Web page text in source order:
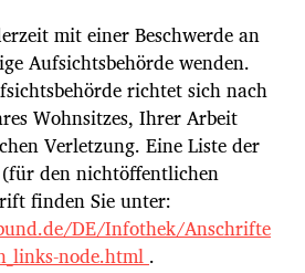
mit einer Beschwerde an
Aufsichtsbehörde wenden.
richtet sich nach
Wohnsitzes, Ihrer Arbeit
Verletzung. Eine Liste der
den nichtöffentlichen
finden Sie unter:
DE/Infothek/Anschrifte
node.html .